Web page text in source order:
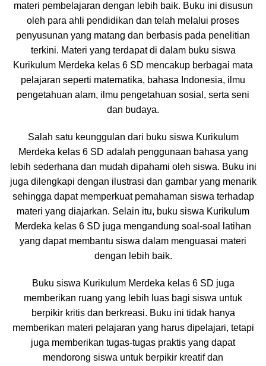
materi pembelajaran dengan lebih baik. Buku ini disusun
oleh para ahli pendidikan dan telah melalui proses
penyusunan yang matang dan berbasis pada penelitian
terkini. Materi yang terdapat di dalam buku siswa
Kurikulum Merdeka kelas 6 SD mencakup berbagai mata
pelajaran seperti matematika, bahasa Indonesia, ilmu
pengetahuan alam, ilmu pengetahuan sosial, serta seni
dan budaya.
Salah satu keunggulan dari buku siswa Kurikulum
Merdeka kelas 6 SD adalah penggunaan bahasa yang
lebih sederhana dan mudah dipahami oleh siswa. Buku ini
juga dilengkapi dengan ilustrasi dan gambar yang menarik
sehingga dapat memperkuat pemahaman siswa terhadap
materi yang diajarkan. Selain itu, buku siswa Kurikulum
Merdeka kelas 6 SD juga mengandung soal-soal latihan
yang dapat membantu siswa dalam menguasai materi
dengan lebih baik.
Buku siswa Kurikulum Merdeka kelas 6 SD juga
memberikan ruang yang lebih luas bagi siswa untuk
berpikir kritis dan berkreasi. Buku ini tidak hanya
memberikan materi pelajaran yang harus dipelajari, tetapi
juga memberikan tugas-tugas praktis yang dapat
mendorong siswa untuk berpikir kreatif dan